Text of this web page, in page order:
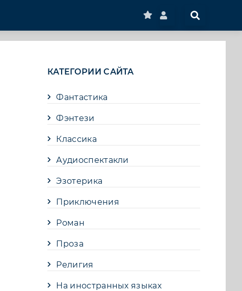
КАТЕГОРИИ САЙТА
Фантастика
Фэнтези
Классика
Аудиоспектакли
Эзотерика
Приключения
Роман
Проза
Религия
На иностранных языках